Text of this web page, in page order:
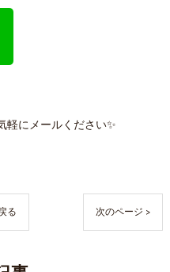
軽にメールください✨
る 次のページ >